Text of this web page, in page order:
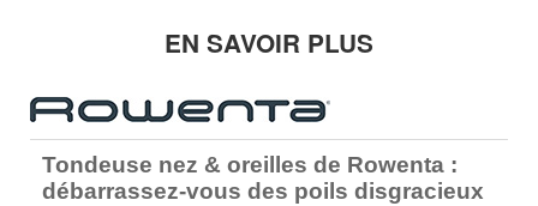
EN SAVOIR PLUS
Tondeuse nez & oreilles de Rowenta :
débarrassez-vous des poils disgracieux